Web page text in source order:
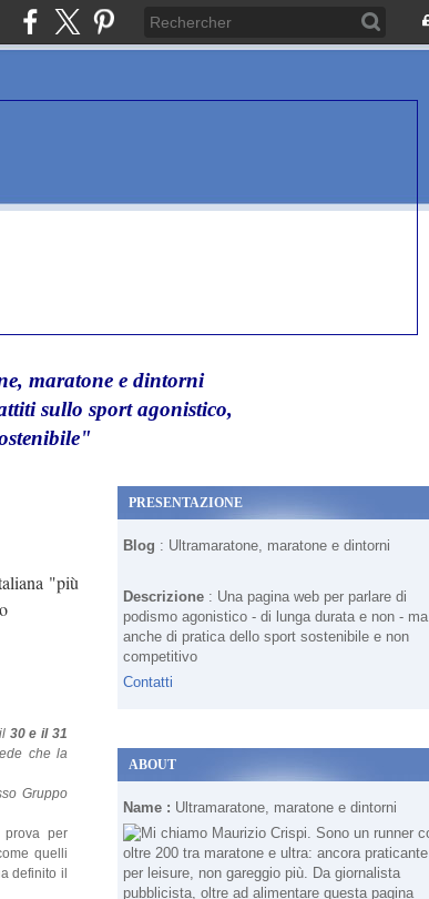
maratone e dintorni
sullo sport agonistico,
"più
30 e il 31
che la
Gruppo
prova per
quelli
definito il
PRESENTAZIONE
Blog : Ultramaratone, maratone e dintorni
Descrizione : Una pagina web per parlare di
podismo agonistico - di lunga durata e non - ma
anche di pratica dello sport sostenibile e non
competitivo
Contatti
ABOUT
Name : Ultramaratone, maratone e dintorni